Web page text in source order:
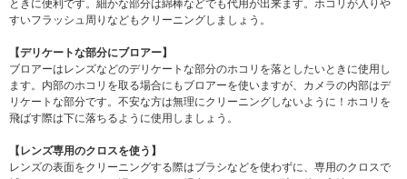
ときに便利です。細かな部分は綿棒などでも代用が出来ます。ホコリが入りや
すいフラッシュ周りなどもクリーニングしましょう。
【デリケートな部分にブロアー】
ブロアーはレンズなどのデリケートな部分のホコリを落としたいときに使用し
ます。内部のホコリを取る場合にもブロアーを使いますが、カメラの内部はデ
リケートな部分です。不安な方は無理にクリーニングしないように！ホコリを
飛ばす際は下に落ちるように使用しましょう。
【レンズ専用のクロスを使う】
レンズの表面をクリーニングする際はブラシなどを使わずに、専用のクロスで